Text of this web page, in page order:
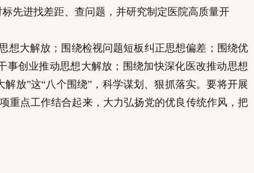
先进找差距、查问题，并研究制定医院高质量开
想大解放；围绕检视问题短板纠正思想偏差；围绕优
创业推动思想大解放；围绕加快深化医改推动思想
解放”这“八个围绕”，科学谋划、狠抓落实。要将开展
重点工作结合起来，大力弘扬党的优良传统作风，把